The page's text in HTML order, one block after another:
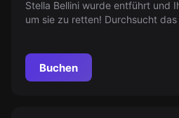
Stella Bellini wurde entführt und
um sie zu retten! Durchsucht
Buchen